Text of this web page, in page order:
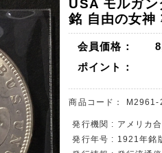
USA モルガ
銘 自由の女神
会員価格：
ポイント：
商品コード： M2961-
発行機関 : アメリカ
発行年号 : 1921年銘